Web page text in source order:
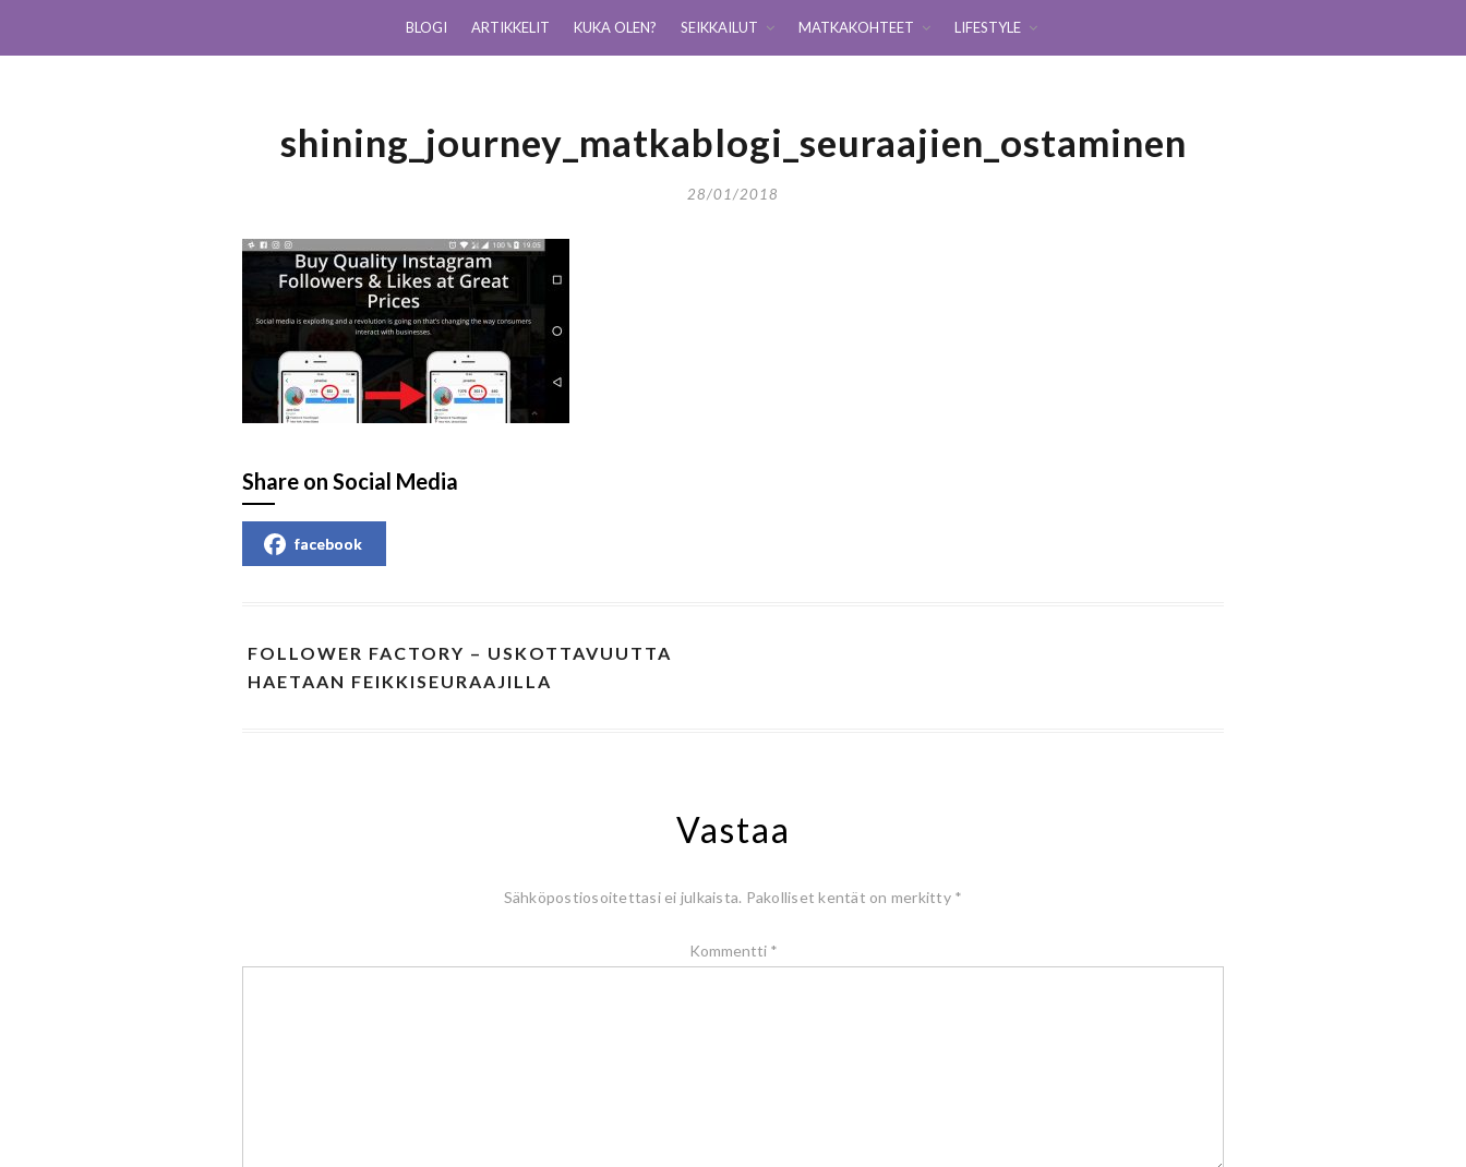
BLOGI ARTIKKELIT KUKA OLEN? SEIKKAILUT MATKAKOHTEET LIFESTYLE
shining_journey_matkablogi_seuraajien_ostaminen
28/01/2018
Share on Social Media
facebook
FOLLOWER FACTORY – USKOTTAVUUTTA
HAETAAN FEIKKISEURAAJILLA
Vastaa
Sähköpostiosoitettasi ei julkaista. Pakolliset kentät on merkitty *
Kommentti *